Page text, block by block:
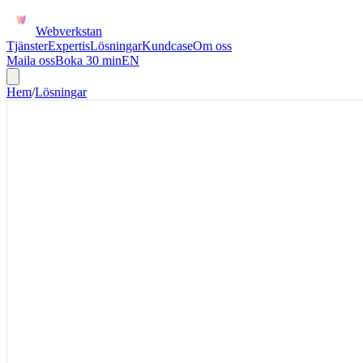
Webverkstan
TjänsterExpertisLösningarKundcaseOm oss
Maila ossBoka 30 minEN
Hem/Lösningar